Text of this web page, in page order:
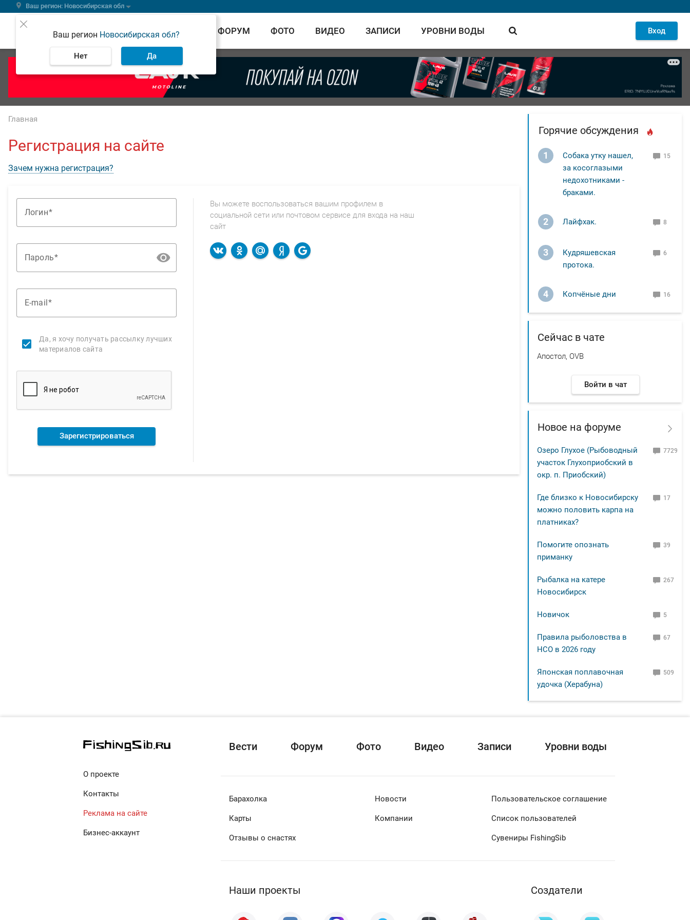
Ваш регион: Новосибирская обл
Ваш регион Новосибирская обл?
Нет Да
ВЕСТИ ФОРУМ ФОТО ВИДЕО ЗАПИСИ УРОВНИ ВОДЫ Вход
Главная
Регистрация на сайте
Зачем нужна регистрация?
Логин
Пароль
E-mail
Да, я хочу получать рассылку лучших
материалов сайта
Зарегистрироваться
Вы можете воспользоваться вашим профилем в
социальной сети или почтовом сервисе для входа на наш
сайт
Горячие обсуждения
1
Собака утку нашел,
за косоглазыми
недохотниками -
браками.
15
2 Лайфхак. 8
3
Кудряшевская
протока.
6
4 Копчёные дни 16
Сейчас в чате
Апостол, OVB
Войти в чат
Новое на форуме
Озеро Глухое (Рыбоводный
участок Глухоприобский в
окр. п. Приобский)
7729
Где близко к Новосибирску
можно половить карпа на
платниках?
17
Помогите опознать
приманку
39
Рыбалка на катере
Новосибирск
267
Новичок 5
Правила рыболовства в
НСО в 2026 году
67
Японская поплавочная
удочка (Херабуна)
509
О проекте
Контакты
Реклама на сайте
Бизнес-аккаунт
Вести Форум Фото Видео Записи Уровни воды
Барахолка
Карты
Отзывы о снастях
Новости
Компании
Пользовательское соглашение
Список пользователей
Сувениры FishingSib
Наши проекты Cоздатели